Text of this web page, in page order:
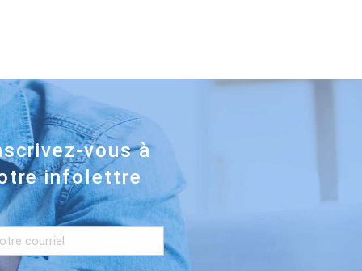
vous à
infolettre